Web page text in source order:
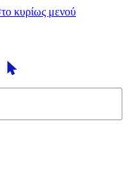
κυρίως μενού